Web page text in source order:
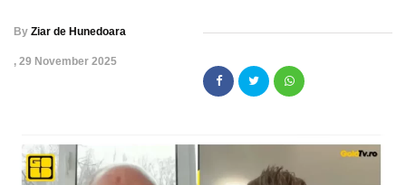
By Ziar de Hunedoara
, 29 November 2025